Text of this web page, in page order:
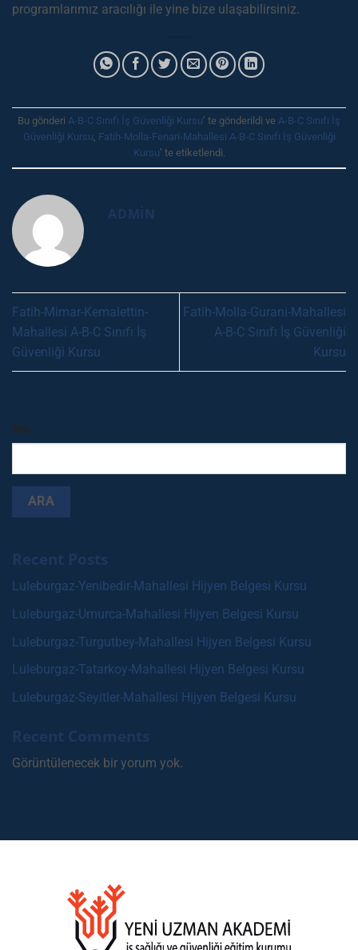
programlarımız aracılığı ile yine bize ulaşabilirsiniz.
Bu gönderi A-B-C Sınıfı İş Güvenliği Kursu’ te gönderildi ve A-B-C Sınıfı İş
Güvenliği Kursu, Fatih-Molla-Fenari-Mahallesi A-B-C Sınıfı İş Güvenliği
Kursu’ te etiketlendi.
ADMIN
Fatih-Mimar-Kemalettin-
Mahallesi A-B-C Sınıfı İş
Güvenliği Kursu
Fatih-Molla-Gurani-Mahallesi
A-B-C Sınıfı İş Güvenliği
Kursu
Ara
ARA
Recent Posts
Luleburgaz-Yenibedir-Mahallesi Hijyen Belgesi Kursu
Luleburgaz-Umurca-Mahallesi Hijyen Belgesi Kursu
Luleburgaz-Turgutbey-Mahallesi Hijyen Belgesi Kursu
Luleburgaz-Tatarkoy-Mahallesi Hijyen Belgesi Kursu
Luleburgaz-Seyitler-Mahallesi Hijyen Belgesi Kursu
Recent Comments
Görüntülenecek bir yorum yok.